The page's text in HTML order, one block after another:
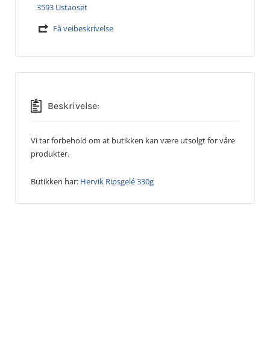
3593 Ustaoset
Få veibeskrivelse
Beskrivelse:
Vi tar forbehold om at butikken kan være utsolgt for våre
produkter.
Butikken har: Hervik Ripsgelé 330g